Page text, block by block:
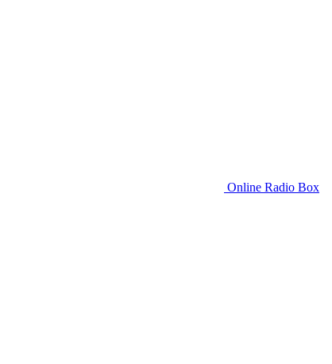
Online Radio Box